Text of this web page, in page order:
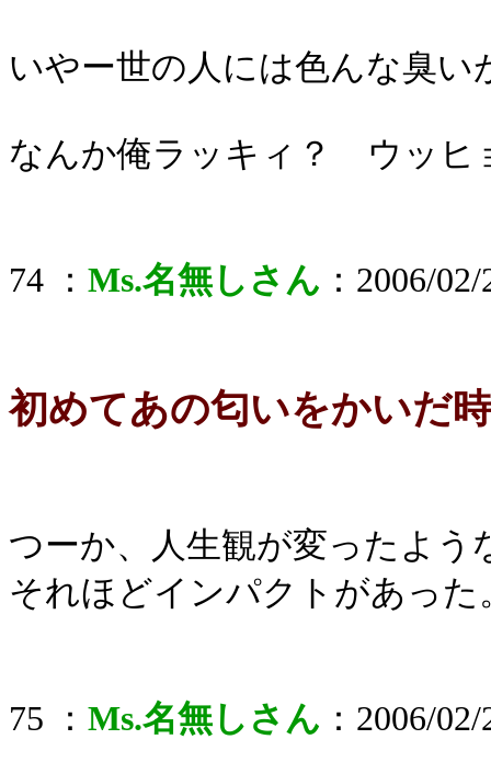
いやー世の人には色んな臭
なんか俺ラッキィ？ ウッヒ
74 ： Ms.名無しさん ：2006/
初めてあの匂いをかいだ
つーか、人生観が変ったよう
それほどインパクトがあった
75 ： Ms.名無しさん ：2006/